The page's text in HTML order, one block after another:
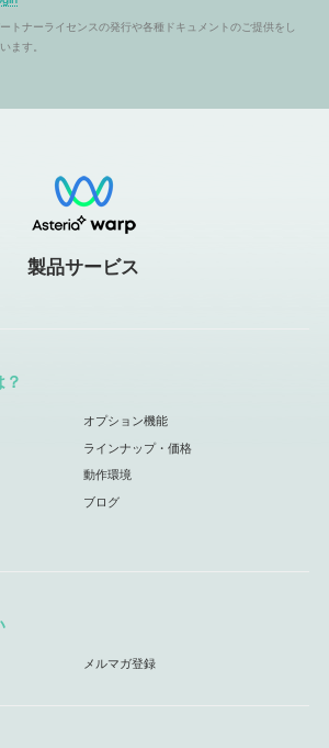
トナーライセンスの発行や各種ドキュメントのご提供をし
ます。
製品サービス
オプション機能
ラインナップ・価格
動作環境
ブログ
メルマガ登録